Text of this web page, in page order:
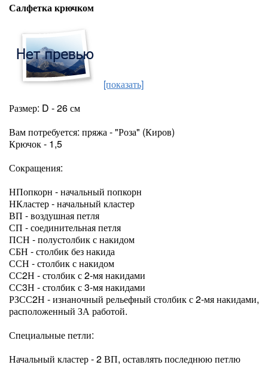
Салфетка крючком
[показать]
Размер: D - 26 см
Вам потребуется: пряжа - "Роза" (Киров)
Крючок - 1,5
Сокращения:
НПопкорн - начальный попкорн
НКластер - начальный кластер
ВП - воздушная петля
СП - соединительная петля
ПСН - полустолбик с накидом
СБН - столбик без накида
ССН - столбик с накидом
СС2Н - столбик с 2-мя накидами
СС3Н - столбик с 3-мя накидами
РЗСС2Н - изнаночный рельефный столбик с 2-мя накидами,
расположенный ЗА работой.
Специальные петли:
Начальный кластер - 2 ВП, оставлять последнюю петлю